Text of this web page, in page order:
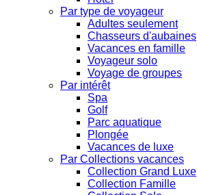
Par type de voyageur
Adultes seulement
Chasseurs d'aubaines
Vacances en famille
Voyageur solo
Voyage de groupes
Par intérêt
Spa
Golf
Parc aquatique
Plongée
Vacances de luxe
Par Collections vacances
Collection Grand Luxe
Collection Famille